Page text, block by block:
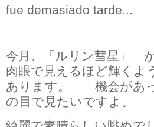
fue demasiado tarde...
今月、「ルリン彗星」
肉眼で見えるほど輝くよ
あります。 機会があっ
の目で見たいですよ。